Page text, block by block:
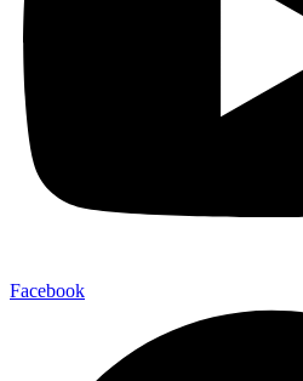
Facebook